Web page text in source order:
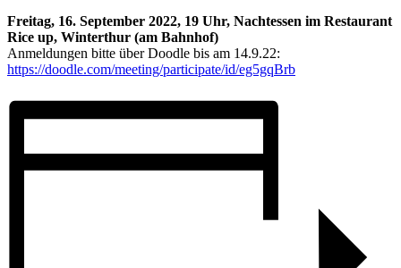
Freitag, 16. September 2022, 19 Uhr, Nachtessen im Restaurant
Rice up, Winterthur (am Bahnhof)
Anmeldungen bitte über Doodle bis am 14.9.22:
https://doodle.com/meeting/participate/id/eg5gqBrb